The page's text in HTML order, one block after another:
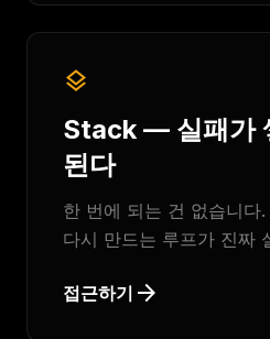
layers
Stack — 실패가
된다
한 번에 되는 건 없습니다
다시 만드는 루프가 진짜
접근하기 arrow_forward